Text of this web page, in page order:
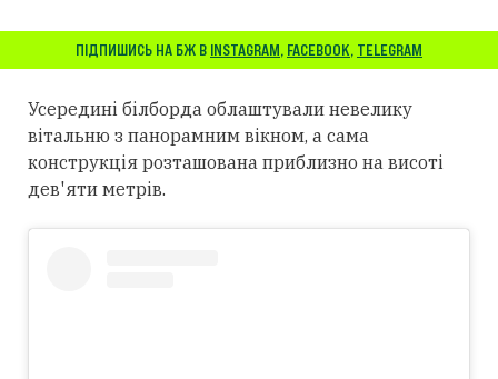
ПІДПИШИСЬ НА БЖ В INSTAGRAM, FACEBOOK, TELEGRAM
Усередині білборда облаштували невелику
вітальню з панорамним вікном, а сама
конструкція розташована приблизно на висоті
дев'яти метрів.